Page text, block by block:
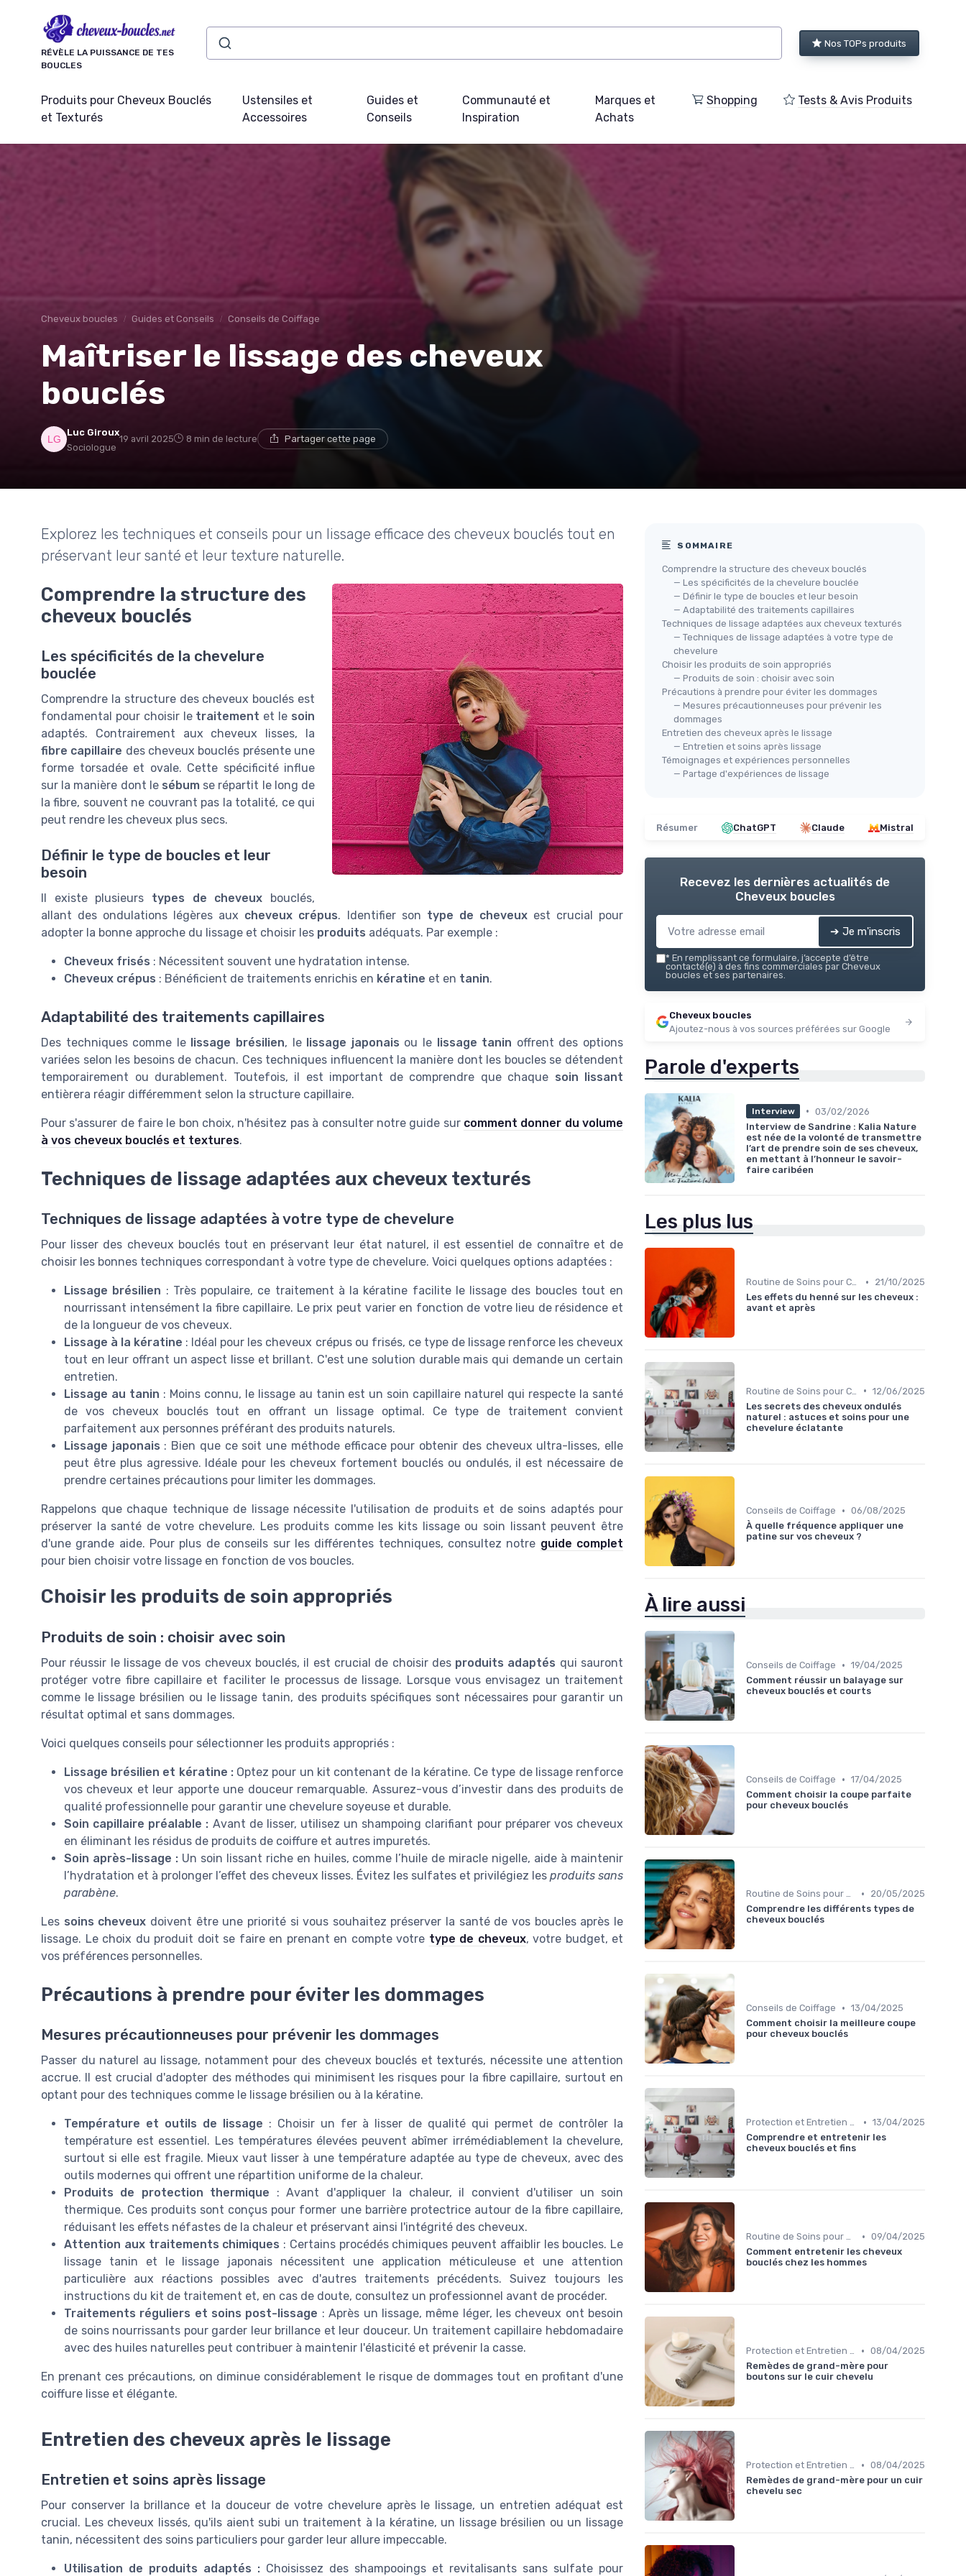
RÉVÈLE LA PUISSANCE DE TES
BOUCLES
Nos TOPs produits
Produits pour Cheveux Bouclés
et Texturés
Ustensiles et
Accessoires
Guides et
Conseils
Communauté et
Inspiration
Marques et
Achats
Shopping Tests & Avis Produits
Cheveux boucles Guides et Conseils Conseils de Coiffage
Maîtriser le lissage des cheveux
bouclés
Luc Giroux
Sociologue
19 avril 2025 8 min de lecture Partager cette page
Explorez les techniques et conseils pour un lissage efficace des cheveux bouclés tout en
préservant leur santé et leur texture naturelle.
Comprendre la structure des
cheveux bouclés
Les spécificités de la chevelure
bouclée
Comprendre la structure des cheveux bouclés est
fondamental pour choisir le traitement et le soin
adaptés. Contrairement aux cheveux lisses, la
fibre capillaire des cheveux bouclés présente une
forme torsadée et ovale. Cette spécificité influe
sur la manière dont le sébum se répartit le long de
la fibre, souvent ne couvrant pas la totalité, ce qui
peut rendre les cheveux plus secs.
Définir le type de boucles et leur
besoin
Il existe plusieurs types de cheveux bouclés,
allant des ondulations légères aux cheveux crépus. Identifier son type de cheveuxest crucial pour
adopter la bonne approche du lissage et choisir les produits adéquats. Par exemple :
Cheveux frisés : Nécessitent souvent une hydratation intense.
Cheveux crépus : Bénéficient de traitements enrichis en kératine et en tanin.
Adaptabilité des traitements capillaires
Des techniques comme le lissage brésilien, le lissage japonais ou le lissage tanin offrent des options
variées selon les besoins de chacun. Ces techniques influencent la manière dont les boucles se détendent
temporairement ou durablement. Toutefois, il est important de comprendre que chaque soin lissant
entièrera réagir différemment selon la structure capillaire.
Pour s'assurer de faire le bon choix, n'hésitez pas à consulter notre guide sur comment donner du volume
à vos cheveux bouclés et textures.
Techniques de lissage adaptées aux cheveux texturés
Techniques de lissage adaptées à votre type de chevelure
Pour lisser des cheveux bouclés tout en préservant leur état naturel, il est essentiel de connaître et de
choisir les bonnes techniques correspondant à votre type de chevelure. Voici quelques options adaptées :
Lissage brésilien : Très populaire, ce traitement à la kératine facilite le lissage des boucles tout en
nourrissant intensément la fibre capillaire. Le prix peut varier en fonction de votre lieu de résidence et
de la longueur de vos cheveux.
Lissage à la kératine : Idéal pour les cheveux crépus ou frisés, ce type de lissage renforce les cheveux
tout en leur offrant un aspect lisse et brillant. C'est une solution durable mais qui demande un certain
entretien.
Lissage au tanin : Moins connu, le lissage au tanin est un soin capillaire naturel qui respecte la santé
de vos cheveux bouclés tout en offrant un lissage optimal. Ce type de traitement convient
parfaitement aux personnes préférant des produits naturels.
Lissage japonais : Bien que ce soit une méthode efficace pour obtenir des cheveux ultra-lisses, elle
peut être plus agressive. Idéale pour les cheveux fortement bouclés ou ondulés, il est nécessaire de
prendre certaines précautions pour limiter les dommages.
Rappelons que chaque technique de lissage nécessite l'utilisation de produits et de soins adaptés pour
préserver la santé de votre chevelure. Les produits comme les kits lissage ou soin lissant peuvent être
d'une grande aide. Pour plus de conseils sur les différentes techniques, consultez notre guide complet
pour bien choisir votre lissage en fonction de vos boucles.
Choisir les produits de soin appropriés
Produits de soin : choisir avec soin
Pour réussir le lissage de vos cheveux bouclés, il est crucial de choisir des produits adaptés qui sauront
protéger votre fibre capillaire et faciliter le processus de lissage. Lorsque vous envisagez un traitement
comme le lissage brésilien ou le lissage tanin, des produits spécifiques sont nécessaires pour garantir un
résultat optimal et sans dommages.
Voici quelques conseils pour sélectionner les produits appropriés :
Lissage brésilien et kératine :Optez pour un kit contenant de la kératine. Ce type de lissage renforce
vos cheveux et leur apporte une douceur remarquable. Assurez-vous d’investir dans des produits de
qualité professionnelle pour garantir une chevelure soyeuse et durable.
Soin capillaire préalable : Avant de lisser, utilisez un shampoing clarifiant pour préparer vos cheveux
en éliminant les résidus de produits de coiffure et autres impuretés.
Soin après-lissage :Un soin lissant riche en huiles, comme l’huile de miracle nigelle, aide à maintenir
l’hydratation et à prolonger l’effet des cheveux lisses. Évitez les sulfates et privilégiez les produits sans
parabène.
Les soins cheveux doivent être une priorité si vous souhaitez préserver la santé de vos boucles après le
lissage. Le choix du produit doit se faire en prenant en compte votre type de cheveux, votre budget, et
vos préférences personnelles.
Précautions à prendre pour éviter les dommages
Mesures précautionneuses pour prévenir les dommages
Passer du naturel au lissage, notamment pour des cheveux bouclés et texturés, nécessite une attention
accrue. Il est crucial d'adopter des méthodes qui minimisent les risques pour la fibre capillaire, surtout en
optant pour des techniques comme le lissage brésilien ou à la kératine.
Température et outils de lissage : Choisir un fer à lisser de qualité qui permet de contrôler la
température est essentiel. Les températures élevées peuvent abîmer irrémédiablement la chevelure,
surtout si elle est fragile. Mieux vaut lisser à une température adaptée au type de cheveux, avec des
outils modernes qui offrent une répartition uniforme de la chaleur.
Produits de protection thermique : Avant d'appliquer la chaleur, il convient d'utiliser un soin
thermique. Ces produits sont conçus pour former une barrière protectrice autour de la fibre capillaire,
réduisant les effets néfastes de la chaleur et préservant ainsi l'intégrité des cheveux.
Attention aux traitements chimiques : Certains procédés chimiques peuvent affaiblir les boucles. Le
lissage tanin et le lissage japonais nécessitent une application méticuleuse et une attention
particulière aux réactions possibles avec d'autres traitements précédents. Suivez toujours les
instructions du kit de traitement et, en cas de doute, consultez un professionnel avant de procéder.
Traitements réguliers et soins post-lissage : Après un lissage, même léger, les cheveux ont besoin
de soins nourrissants pour garder leur brillance et leur douceur. Un traitement capillaire hebdomadaire
avec des huiles naturelles peut contribuer à maintenir l'élasticité et prévenir la casse.
En prenant ces précautions, on diminue considérablement le risque de dommages tout en profitant d'une
coiffure lisse et élégante.
Entretien des cheveux après le lissage
Entretien et soins après lissage
Pour conserver la brillance et la douceur de votre chevelure après le lissage, un entretien adéquat est
crucial. Les cheveux lissés, qu'ils aient subi un traitement à la kératine, un lissage brésilien ou un lissage
tanin, nécessitent des soins particuliers pour garder leur allure impeccable.
Utilisation de produits adaptés : Choisissez des shampooings et revitalisants sans sulfate pour
SOMMAIRE
Comprendre la structure des cheveux bouclés
— Les spécificités de la chevelure bouclée
— Définir le type de boucles et leur besoin
— Adaptabilité des traitements capillaires
Techniques de lissage adaptées aux cheveux texturés
— Techniques de lissage adaptées à votre type de
chevelure
Choisir les produits de soin appropriés
— Produits de soin : choisir avec soin
Précautions à prendre pour éviter les dommages
— Mesures précautionneuses pour prévenir les
dommages
Entretien des cheveux après le lissage
— Entretien et soins après lissage
Témoignages et expériences personnelles
— Partage d'expériences de lissage
Résumer ChatGPT Claude Mistral
Recevez les dernières actualités de
Cheveux boucles
➔ Je m'inscris
* En remplissant ce formulaire, j’accepte d’être
contacté(e) à des fins commerciales par Cheveux
boucles et ses partenaires.
Cheveux boucles
Ajoutez-nous à vos sources préférées sur Google
Parole d'experts
Interview • 03/02/2026
Interview de Sandrine : Kalia Nature
est née de la volonté de transmettre
l’art de prendre soin de ses cheveux,
en mettant à l’honneur le savoir-
faire caribéen
Les plus lus
Routine de Soins pour Cheveux Bouclés •
21/10/2025
Les effets du henné sur les cheveux :
avant et après
• 12/06/2025
Les secrets des cheveux ondulés
naturel : astuces et soins pour une
chevelure éclatante
Conseils de Coiffage • 06/08/2025
À quelle fréquence appliquer une
patine sur vos cheveux ?
À lire aussi
Conseils de Coiffage • 19/04/2025
Comment réussir un balayage sur
cheveux bouclés et courts
Conseils de Coiffage • 17/04/2025
Comment choisir la coupe parfaite
pour cheveux bouclés
Routine de Soins pour Cheveux Bouclés •
20/05/2025
Comprendre les différents types de
cheveux bouclés
Conseils de Coiffage • 13/04/2025
Comment choisir la meilleure coupe
pour cheveux bouclés
Protection et Entretien des Boucles • 13/04/2025
Comprendre et entretenir les
cheveux bouclés et fins
Routine de Soins pour Cheveux Bouclés • 09/04/2025
Comment entretenir les cheveux
bouclés chez les hommes
Protection et Entretien des Boucles • 08/04/2025
Remèdes de grand-mère pour
boutons sur le cuir chevelu
Protection et Entretien des Boucles • 08/04/2025
Remèdes de grand-mère pour un cuir
chevelu sec